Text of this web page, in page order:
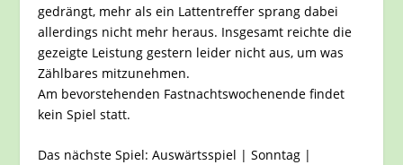
gedrängt, mehr als ein Lattentreffer sprang dabei
allerdings nicht mehr heraus. Insgesamt reichte die
gezeigte Leistung gestern leider nicht aus, um was
Zählbares mitzunehmen.
Am bevorstehenden Fastnachtswochenende findet
kein Spiel statt.
Das nächste Spiel: Auswärtsspiel | Sonntag |